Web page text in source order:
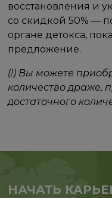
восстановления и
со скидкой 50% —
органе детокса,
предложение.
(!) Вы можете
количество драже,
достаточного
НАЧАТЬ